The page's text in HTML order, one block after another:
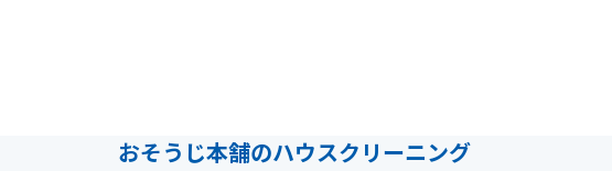
おそうじ本舗のハウスクリーニング